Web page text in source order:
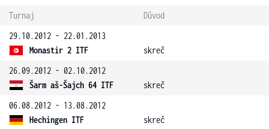
Turnaj
Důvod
29.10.2012 - 22.01.2013
Monastir 2 ITF
skreč
26.09.2012 - 02.10.2012
Šarm aš-Šajch 64 ITF
skreč
06.08.2012 - 13.08.2012
Hechingen ITF
skreč